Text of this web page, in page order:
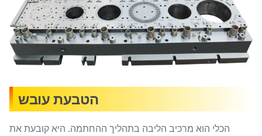
הטבעת עובש
הכלי הוא מרכיב הליבה בתהליך ההחתמה. היא קובעת את